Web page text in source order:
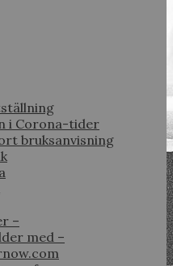
i Corona-tider
bruksanvisning
–
med –